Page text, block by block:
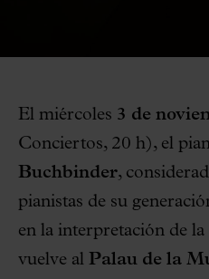
El miércoles 3 de
Conciertos, 20 h), el
Buchbinder,
pianistas de su
en la interpretación de
vuelve al Palau de la